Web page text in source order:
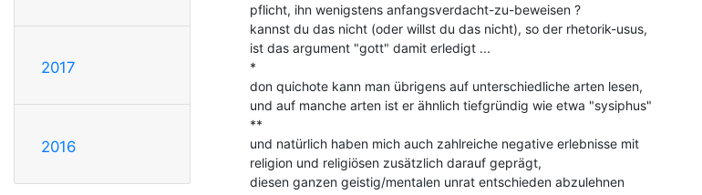
2017
2016
pflicht, ihn wenigstens anfangsverdacht-zu-beweisen ?
kannst du das nicht (oder willst du das nicht), so der rhetorik-usus,
ist das argument "gott" damit erledigt ...
*
don quichote kann man übrigens auf unterschiedliche arten lesen,
und auf manche arten ist er ähnlich tiefgründig wie etwa "sysiphus"
**
und natürlich haben mich auch zahlreiche negative erlebnisse mit
religion und religiösen zusätzlich darauf geprägt,
diesen ganzen geistig/mentalen unrat entschieden abzulehnen